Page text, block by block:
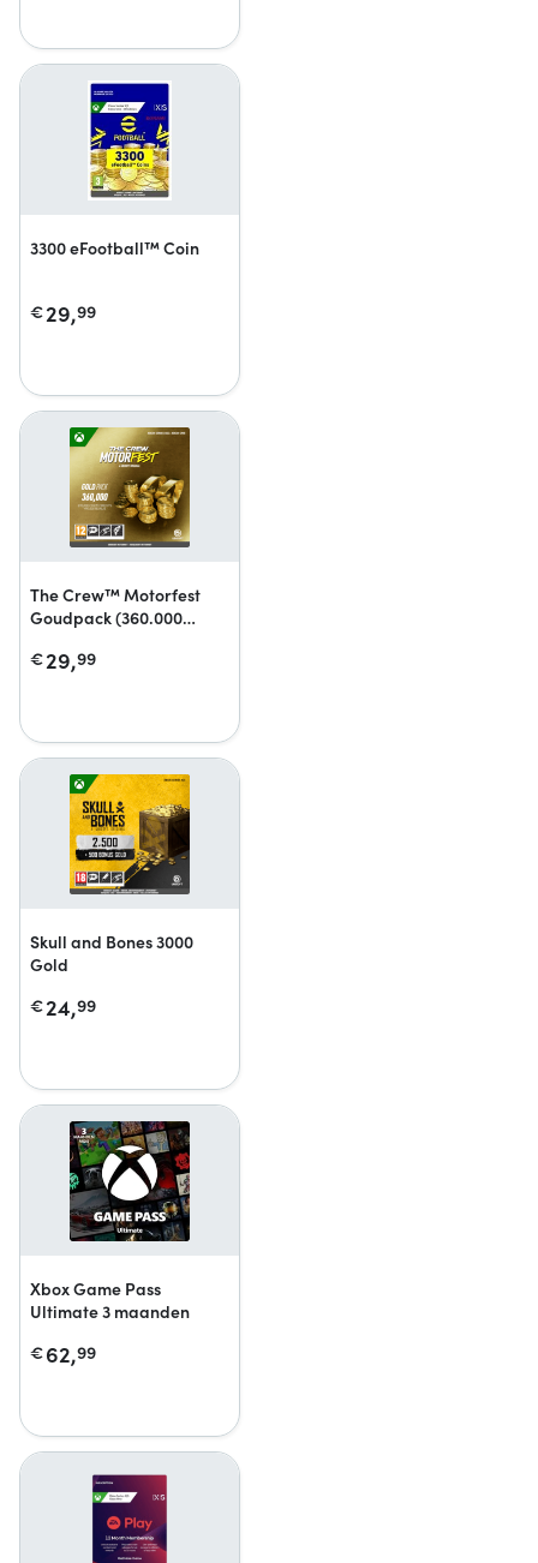
3300 eFootball™ Coin
€29,99
The Crew™ Motorfest
Goudpack (360.000
€29,99
Skull and Bones 3000
Gold
€24,99
Xbox Game Pass
Ultimate 3 maanden
€62,99